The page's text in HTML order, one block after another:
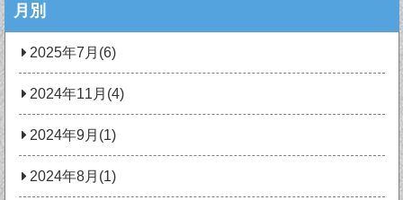
月別
2025年7月(6)
2024年11月(4)
2024年9月(1)
2024年8月(1)